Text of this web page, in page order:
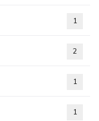
1
2
1
1